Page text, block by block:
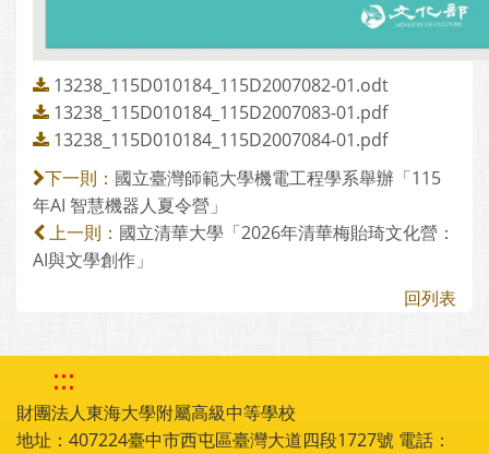
13238_115D010184_115D2007082-01.odt
13238_115D010184_115D2007083-01.pdf
13238_115D010184_115D2007084-01.pdf
下一則： 國立臺灣師範大學機電工程學系舉辦「115
年AI 智慧機器人夏令營」
上一則： 國立清華大學「2026年清華梅貽琦文化營：
AI與文學創作」
回列表
:::
財團法人東海大學附屬高級中等學校
地址：407224臺中市西屯區臺灣大道四段1727號 電話：